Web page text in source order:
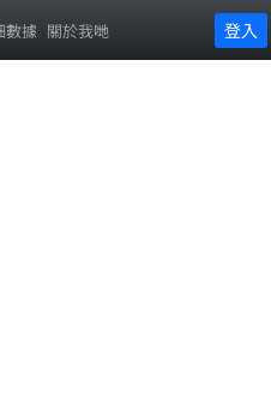
數據 關於我哋 登入